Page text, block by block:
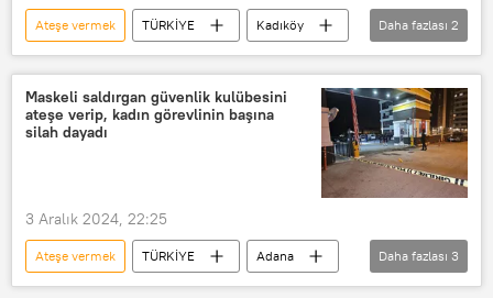
Ateşe vermek TÜRKİYE
Kadıköy
Kadın
Saldırı
Daha fazlası 2
Maskeli saldırgan güvenlik kulübesini
ateşe verip, kadın görevlinin başına
silah dayadı
3 Aralık 2024, 22:25
Ateşe vermek TÜRKİYE
Adana
Çukurova
Saldırgan
Daha fazlası 3